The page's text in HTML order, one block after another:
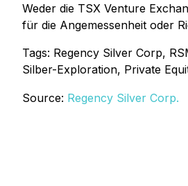
Weder die TSX Venture
für die Angemessenheit oder
Tags: Regency Silver Corp,
Silber-Exploration, Private
Source: Regency Silver Corp.